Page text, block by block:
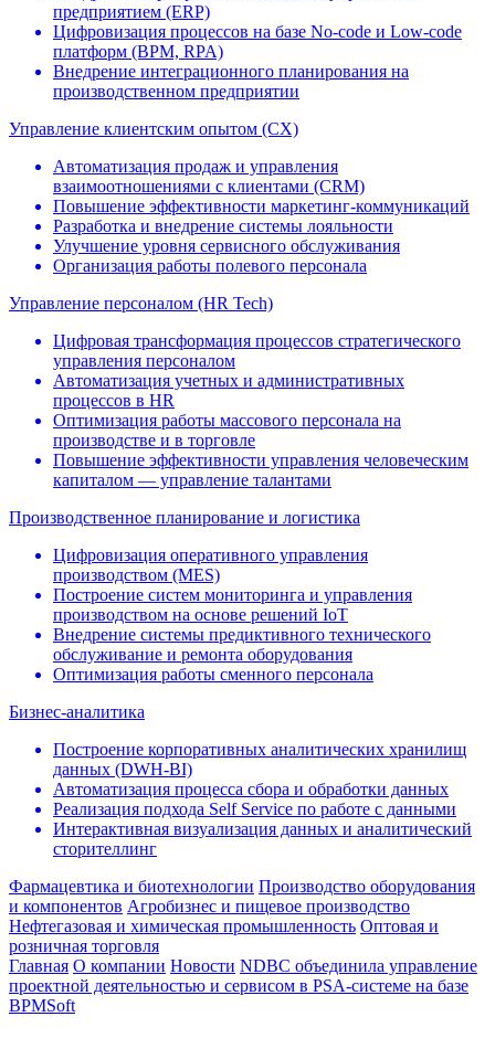
предприятием (ERP)
Цифровизация процессов на базе No-code и Low-code
платформ (BPM, RPA)
Внедрение интеграционного планирования на
производственном предприятии
Управление клиентским опытом (CX)
Автоматизация продаж и управления
взаимоотношениями c клиентами (CRM)
Повышение эффективности маркетинг-коммуникаций
Разработка и внедрение системы лояльности
Улучшение уровня сервисного обслуживания
Организация работы полевого персонала
Управление персоналом (HR Tech)
Цифровая трансформация процессов стратегического
управления персоналом
Автоматизация учетных и административных
процессов в HR
Оптимизация работы массового персонала на
производстве и в торговле
Повышение эффективности управления человеческим
капиталом — управление талантами
Производственное планирование и логистика
Цифровизация оперативного управления
производством (МЕS)
Построение систем мониторинга и управления
производством на основе решений IoT
Внедрение системы предиктивного технического
обслуживание и ремонта оборудования
Оптимизация работы сменного персонала
Бизнес-аналитика
Построение корпоративных аналитических хранилищ
данных (DWH-BI)
Автоматизация процесса сбора и обработки данных
Реализация подхода Self Service по работе с данными
Интерактивная визуализация данных и аналитический
сторителлинг
Фармацевтика и биотехнологии Производство оборудования
и компонентов Агробизнес и пищевое производство
Нефтегазовая и химическая промышленность Оптовая и
розничная торговля
Главная О компании Новости NDBC объединила управление
проектной деятельностью и сервисом в PSA-системе на базе
BPMSoft